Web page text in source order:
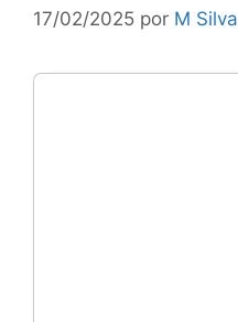
17/02/2025 por M Silva